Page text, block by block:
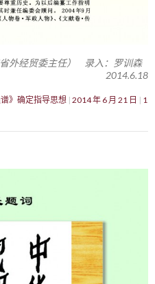
外经贸委主任） 录入：罗训森
2014.6.18
》确定指导思想 2014 年 6 月 21 日
1